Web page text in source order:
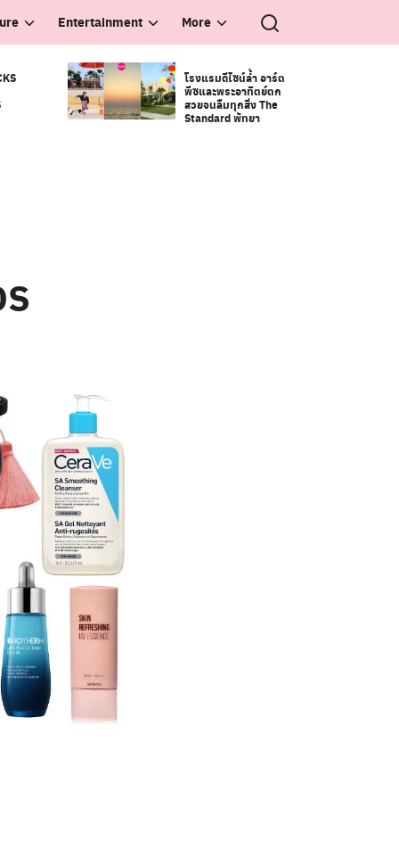
Entertainment More
โรงแรมดีไซน์ล้ำ อาร์ต
พีซและพระอาทิตย์ตก
สวยจนลืมทุกสิ่ง The
Standard พัทยา